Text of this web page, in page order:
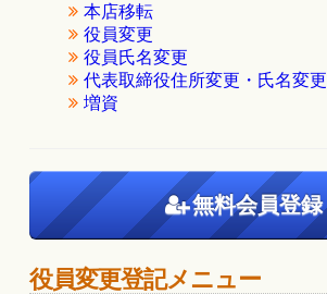
本店移転
役員変更
役員氏名変更
代表取締役住所変更・氏名変更
増資
無料会員登録
役員変更登記メニュー